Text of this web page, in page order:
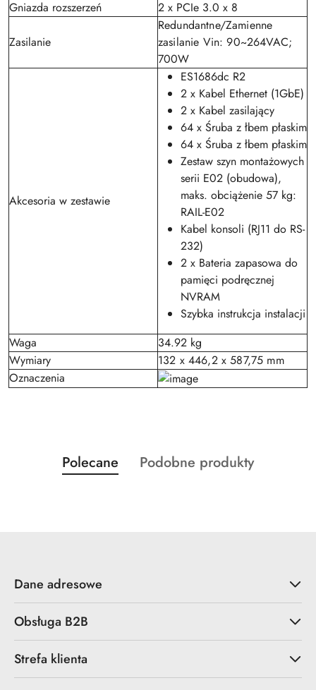
Gniazda rozszerzeń
2 x PCIe 3.0 x 8
Zasilanie
Redundantne/Zamienne
zasilanie Vin: 90~264VAC;
700W
Akcesoria w zestawie
ES1686dc R2
2 x Kabel Ethernet (1GbE)
2 x Kabel zasilający
64 x Śruba z łbem płaskim
64 x Śruba z łbem płaskim
Zestaw szyn montażowych
serii E02 (obudowa),
maks. obciążenie 57 kg:
RAIL-E02
Kabel konsoli (RJ11 do RS-
232)
2 x Bateria zapasowa do
pamięci podręcznej
NVRAM
Szybka instrukcja instalacji
Waga
34.92 kg
Wymiary
132 x 446,2 x 587,75 mm
Oznaczenia
Pomiń karuzelę produktów
Produkty
o
Polecane
Produkty
Podobne produkty
Dane adresowe
Obsługa B2B
Strefa klienta